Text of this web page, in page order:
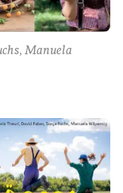
Manuela